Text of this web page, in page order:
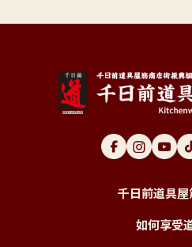
千日前道具
如何享受